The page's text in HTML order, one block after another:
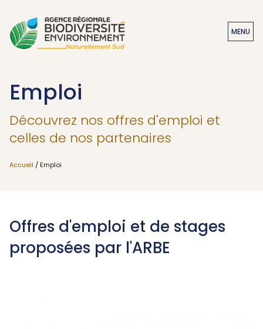
MENU
Emploi
Découvrez nos offres d'emploi et
celles de nos partenaires
Accueil / Emploi
Offres d'emploi et de stages
proposées par l'ARBE